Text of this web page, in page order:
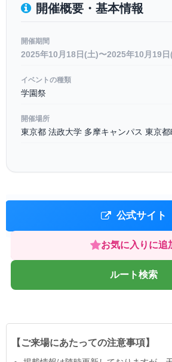
開催概要・基本情報
開催期間
2025年10月18日(土)〜2025年10月19日
イベントの種類
学園祭
開催場所
東京都 法政大学 多摩キャンパス 東京
公式サイト
お気に入りに追
ルート検索
【ご来場にあたっての注意事項】